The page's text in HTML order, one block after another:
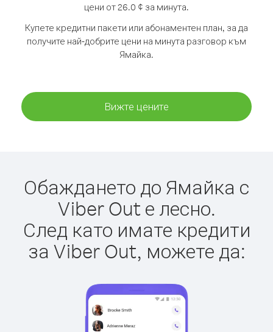
цени от 26.0 ¢ за минута.
Купете кредитни пакети или абонаментен план, за да
получите най-добрите цени на минута разговор към
Ямайка.
Вижте цените
Обаждането до Ямайка с
Viber Out е лесно.
След като имате кредити
за Viber Out, можете да: